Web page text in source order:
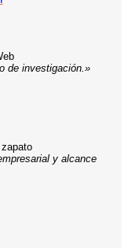
de investigación.»
y alcance